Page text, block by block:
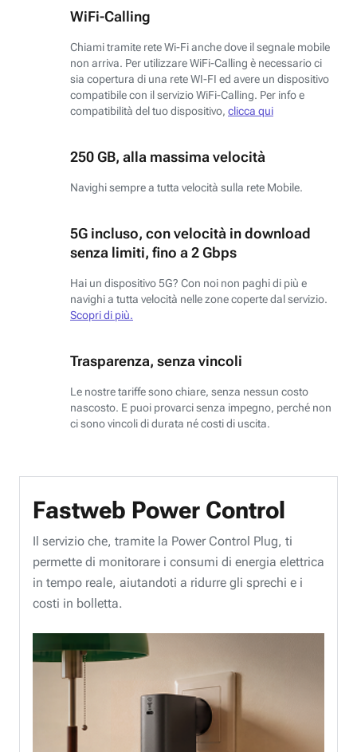
WiFi-Calling
Chiami tramite rete Wi-Fi anche dove il segnale mobile
non arriva. Per utilizzare WiFi-Calling è necessario ci
sia copertura di una rete WI-FI ed avere un dispositivo
compatibile con il servizio WiFi-Calling. Per info e
compatibilità del tuo dispositivo, clicca qui
250 GB, alla massima velocità
Navighi sempre a tutta velocità sulla rete Mobile.
5G incluso, con velocità in download
senza limiti, fino a 2 Gbps
Hai un dispositivo 5G? Con noi non paghi di più e
navighi a tutta velocità nelle zone coperte dal servizio.
Scopri di più.
Trasparenza, senza vincoli
Le nostre tariffe sono chiare, senza nessun costo
nascosto. E puoi provarci senza impegno, perché non
ci sono vincoli di durata né costi di uscita.
Fastweb Power Control
Il servizio che, tramite la Power Control Plug, ti
permette di monitorare i consumi di energia elettrica
in tempo reale, aiutandoti a ridurre gli sprechi e i
costi in bolletta.